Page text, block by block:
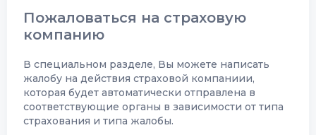
Пожаловаться на страховую
компанию
В специальном разделе, Вы можете написать
жалобу на действия страховой компаниии,
которая будет автоматически отправлена в
соответствующие органы в зависимости от типа
страхования и типа жалобы.